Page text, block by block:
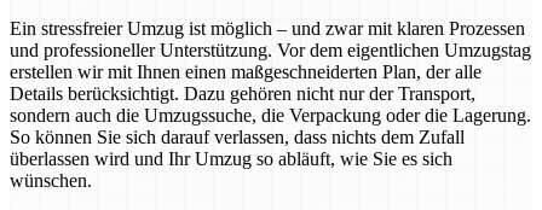
Ein stressfreier Umzug ist möglich – und zwar mit klaren Prozessen
und professioneller Unterstützung. Vor dem eigentlichen Umzugstag
erstellen wir mit Ihnen einen maßgeschneiderten Plan, der alle
Details berücksichtigt. Dazu gehören nicht nur der Transport,
sondern auch die Umzugssuche, die Verpackung oder die Lagerung.
So können Sie sich darauf verlassen, dass nichts dem Zufall
überlassen wird und Ihr Umzug so abläuft, wie Sie es sich
wünschen.